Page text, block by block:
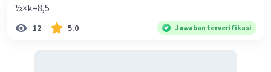
⅓×k=8,5
12 5.0 Jawaban terverifikasi